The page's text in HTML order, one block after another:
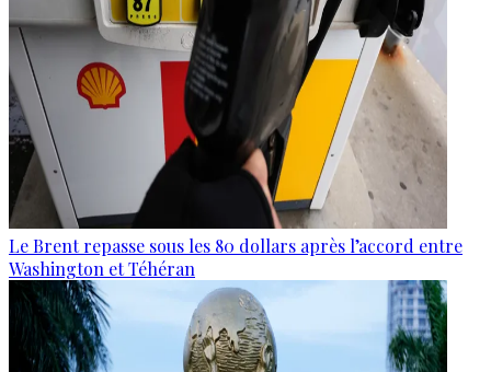
Le Brent repasse sous les 80 dollars après l’accord entre
Washington et Téhéran